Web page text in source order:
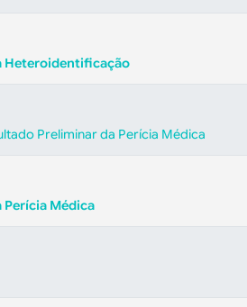
Heteroidentificação
Preliminar da Perícia Médica
Perícia Médica